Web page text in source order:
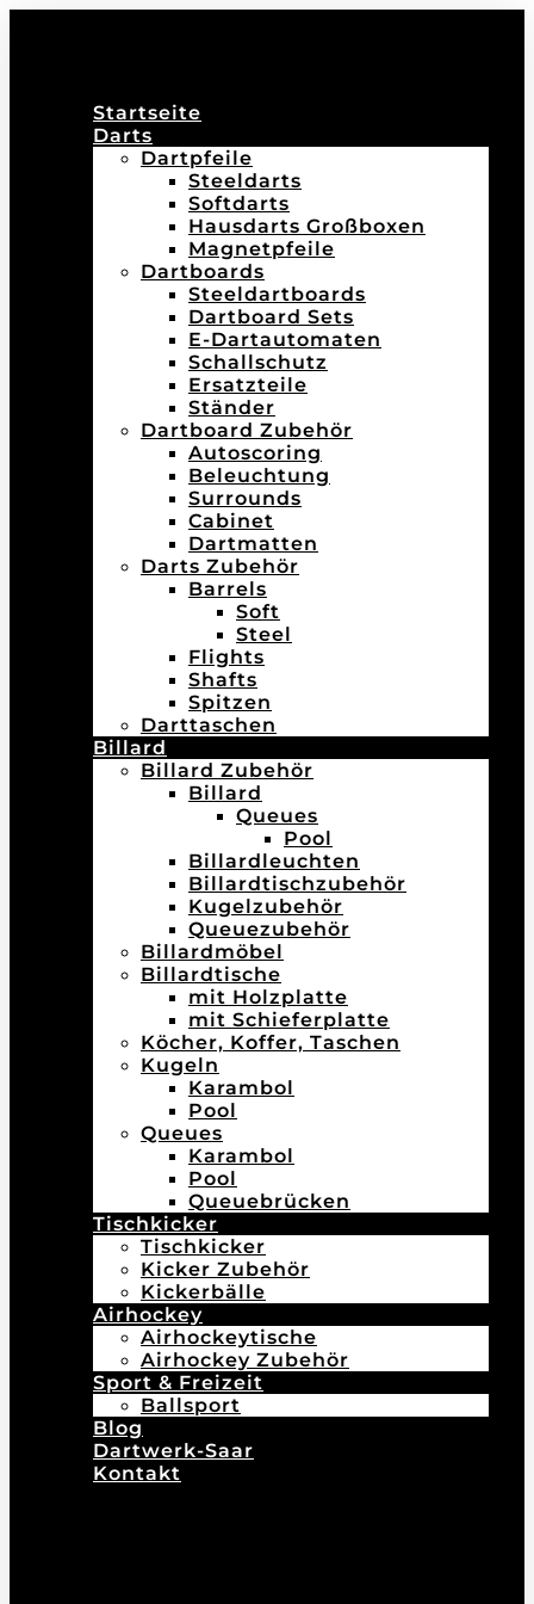
Startseite
Darts
Dartpfeile
Steeldarts
Softdarts
Hausdarts Großboxen
Magnetpfeile
Dartboards
Steeldartboards
Dartboard Sets
E-Dartautomaten
Schallschutz
Ersatzteile
Ständer
Dartboard Zubehör
Autoscoring
Beleuchtung
Surrounds
Cabinet
Dartmatten
Darts Zubehör
Barrels
Soft
Steel
Flights
Shafts
Spitzen
Darttaschen
Billard
Billard Zubehör
Billard
Queues
Pool
Billardleuchten
Billardtischzubehör
Kugelzubehör
Queuezubehör
Billardmöbel
Billardtische
mit Holzplatte
mit Schieferplatte
Köcher, Koffer, Taschen
Kugeln
Karambol
Pool
Queues
Karambol
Pool
Queuebrücken
Tischkicker
Tischkicker
Kicker Zubehör
Kickerbälle
Airhockey
Airhockeytische
Airhockey Zubehör
Sport & Freizeit
Ballsport
Blog
Dartwerk-Saar
Kontakt